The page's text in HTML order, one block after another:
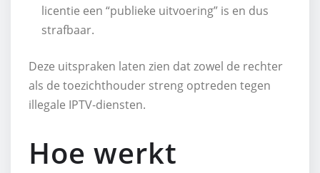
licentie een “publieke uitvoering” is en dus
strafbaar.
Deze uitspraken laten zien dat zowel de rechter
als de toezichthouder streng optreden tegen
illegale IPTV‑diensten.
Hoe werkt